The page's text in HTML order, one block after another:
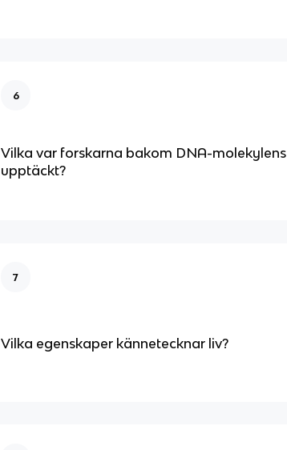
6
Vilka var forskarna bakom DNA-molekylens
upptäckt?
7
Vilka egenskaper kännetecknar liv?